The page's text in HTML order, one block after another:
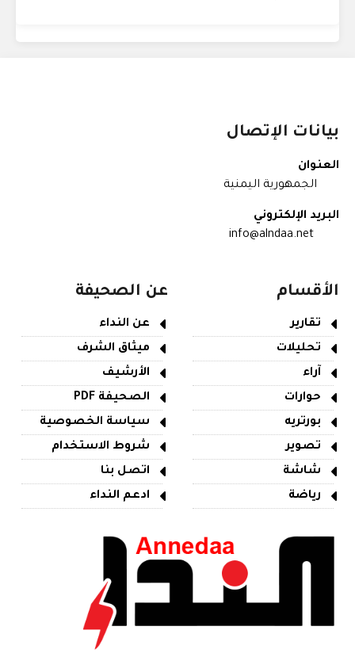
بيانات الإتصال
العنوان
الجمهورية اليمنية
البريد الإلكتروني
info@alndaa.net
الأقسام
تقارير
تحليلات
آراء
حوارات
بورتريه
تصوير
شاشة
رياضة
عن الصحيفة
عن النداء
ميثاق الشرف
الأرشيف
الصحيفة PDF
سياسة الخصوصية
شروط الاستخدام
اتصل بنا
ادعم النداء